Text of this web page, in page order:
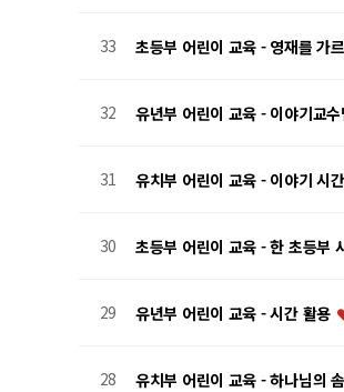
33 초등부 어린이 교육 - 영재를 가
32 유년부 어린이 교육 - 이야기교수
31 유치부 어린이 교육 - 이야기 시
30 초등부 어린이 교육 - 한 초등부
29 유년부 어린이 교육 - 시간 활용
28 유치부 어린이 교육 - 하나님의